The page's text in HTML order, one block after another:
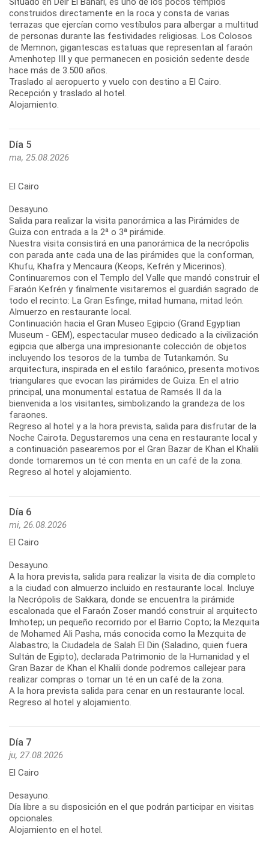
construidos directamente en la roca y consta de varias
terrazas que ejercían como vestíbulos para albergar a multitud
de personas durante las festividades religiosas. Los Colosos
de Memnon, gigantescas estatuas que representan al faraón
Amenhotep III y que permanecen en posición sedente desde
hace más de 3.500 años.
Traslado al aeropuerto y vuelo con destino a El Cairo.
Recepción y traslado al hotel.
Alojamiento.
Día 5
ma, 25.08.2026
El Cairo
Desayuno.
Salida para realizar la visita panorámica a las Pirámides de
Guiza con entrada a la 2ª o 3ª pirámide.
Nuestra visita consistirá en una panorámica de la necrópolis
con parada ante cada una de las pirámides que la conforman,
Khufu, Khafra y Mencaura (Keops, Kefrén y Micerinos).
Continuaremos con el Templo del Valle que mandó construir el
Faraón Kefrén y finalmente visitaremos el guardián sagrado de
todo el recinto: La Gran Esfinge, mitad humana, mitad león.
Almuerzo en restaurante local.
Continuación hacia el Gran Museo Egipcio (Grand Egyptian
Museum - GEM), espectacular museo dedicado a la civilización
egipcia que alberga una impresionante colección de objetos
incluyendo los tesoros de la tumba de Tutankamón. Su
arquitectura, inspirada en el estilo faraónico, presenta motivos
triangulares que evocan las pirámides de Guiza. En el atrio
principal, una monumental estatua de Ramsés II da la
bienvenida a los visitantes, simbolizando la grandeza de los
faraones.
Regreso al hotel y a la hora prevista, salida para disfrutar de la
Noche Cairota. Degustaremos una cena en restaurante local y
a continuación pasearemos por el Gran Bazar de Khan el Khalili
donde tomaremos un té con menta en un café de la zona.
Regreso al hotel y alojamiento.
Día 6
mi, 26.08.2026
El Cairo
Desayuno.
A la hora prevista, salida para realizar la visita de día completo
a la ciudad con almuerzo incluido en restaurante local. Incluye
la Necrópolis de Sakkara, donde se encuentra la pirámide
escalonada que el Faraón Zoser mandó construir al arquitecto
Imhotep; un pequeño recorrido por el Barrio Copto; la Mezquita
de Mohamed Ali Pasha, más conocida como la Mezquita de
Alabastro; la Ciudadela de Salah El Din (Saladino, quien fuera
Sultán de Egipto), declarada Patrimonio de la Humanidad y el
Gran Bazar de Khan el Khalili donde podremos callejear para
realizar compras o tomar un té en un café de la zona.
A la hora prevista salida para cenar en un restaurante local.
Regreso al hotel y alojamiento.
Día 7
ju, 27.08.2026
El Cairo
Desayuno.
Día libre a su disposición en el que podrán participar en visitas
opcionales.
Alojamiento en el hotel.